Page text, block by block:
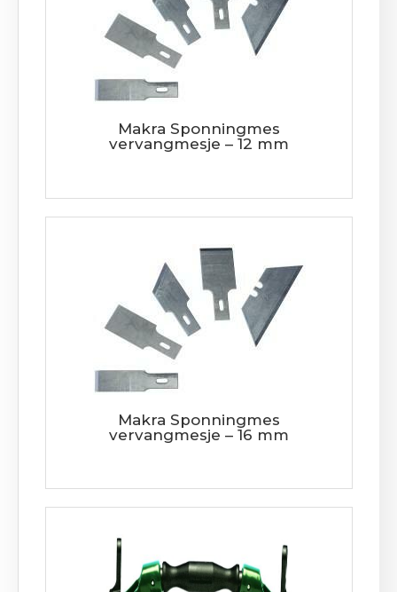
Makra Sponningmes
vervangmesje – 12 mm
Makra Sponningmes
vervangmesje – 16 mm